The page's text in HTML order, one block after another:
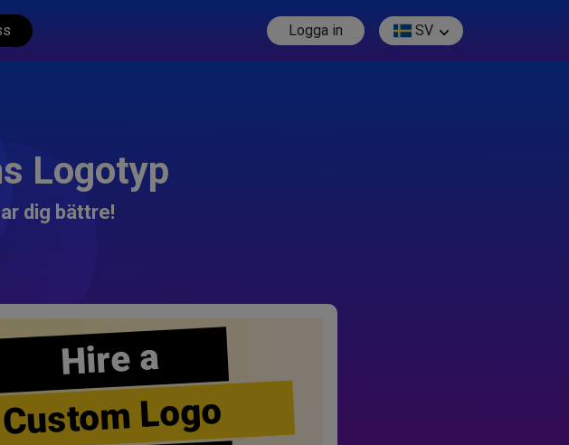
Logga in SV
Logotyp
dig bättre!
Hire a
Custom Logo